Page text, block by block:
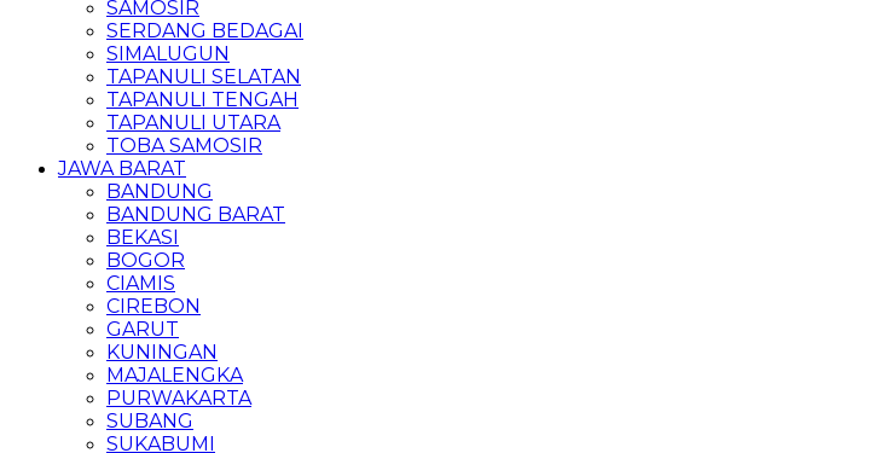
SAMOSIR
SERDANG BEDAGAI
SIMALUGUN
TAPANULI SELATAN
TAPANULI TENGAH
TAPANULI UTARA
TOBA SAMOSIR
JAWA BARAT
BANDUNG
BANDUNG BARAT
BEKASI
BOGOR
CIAMIS
CIREBON
GARUT
KUNINGAN
MAJALENGKA
PURWAKARTA
SUBANG
SUKABUMI